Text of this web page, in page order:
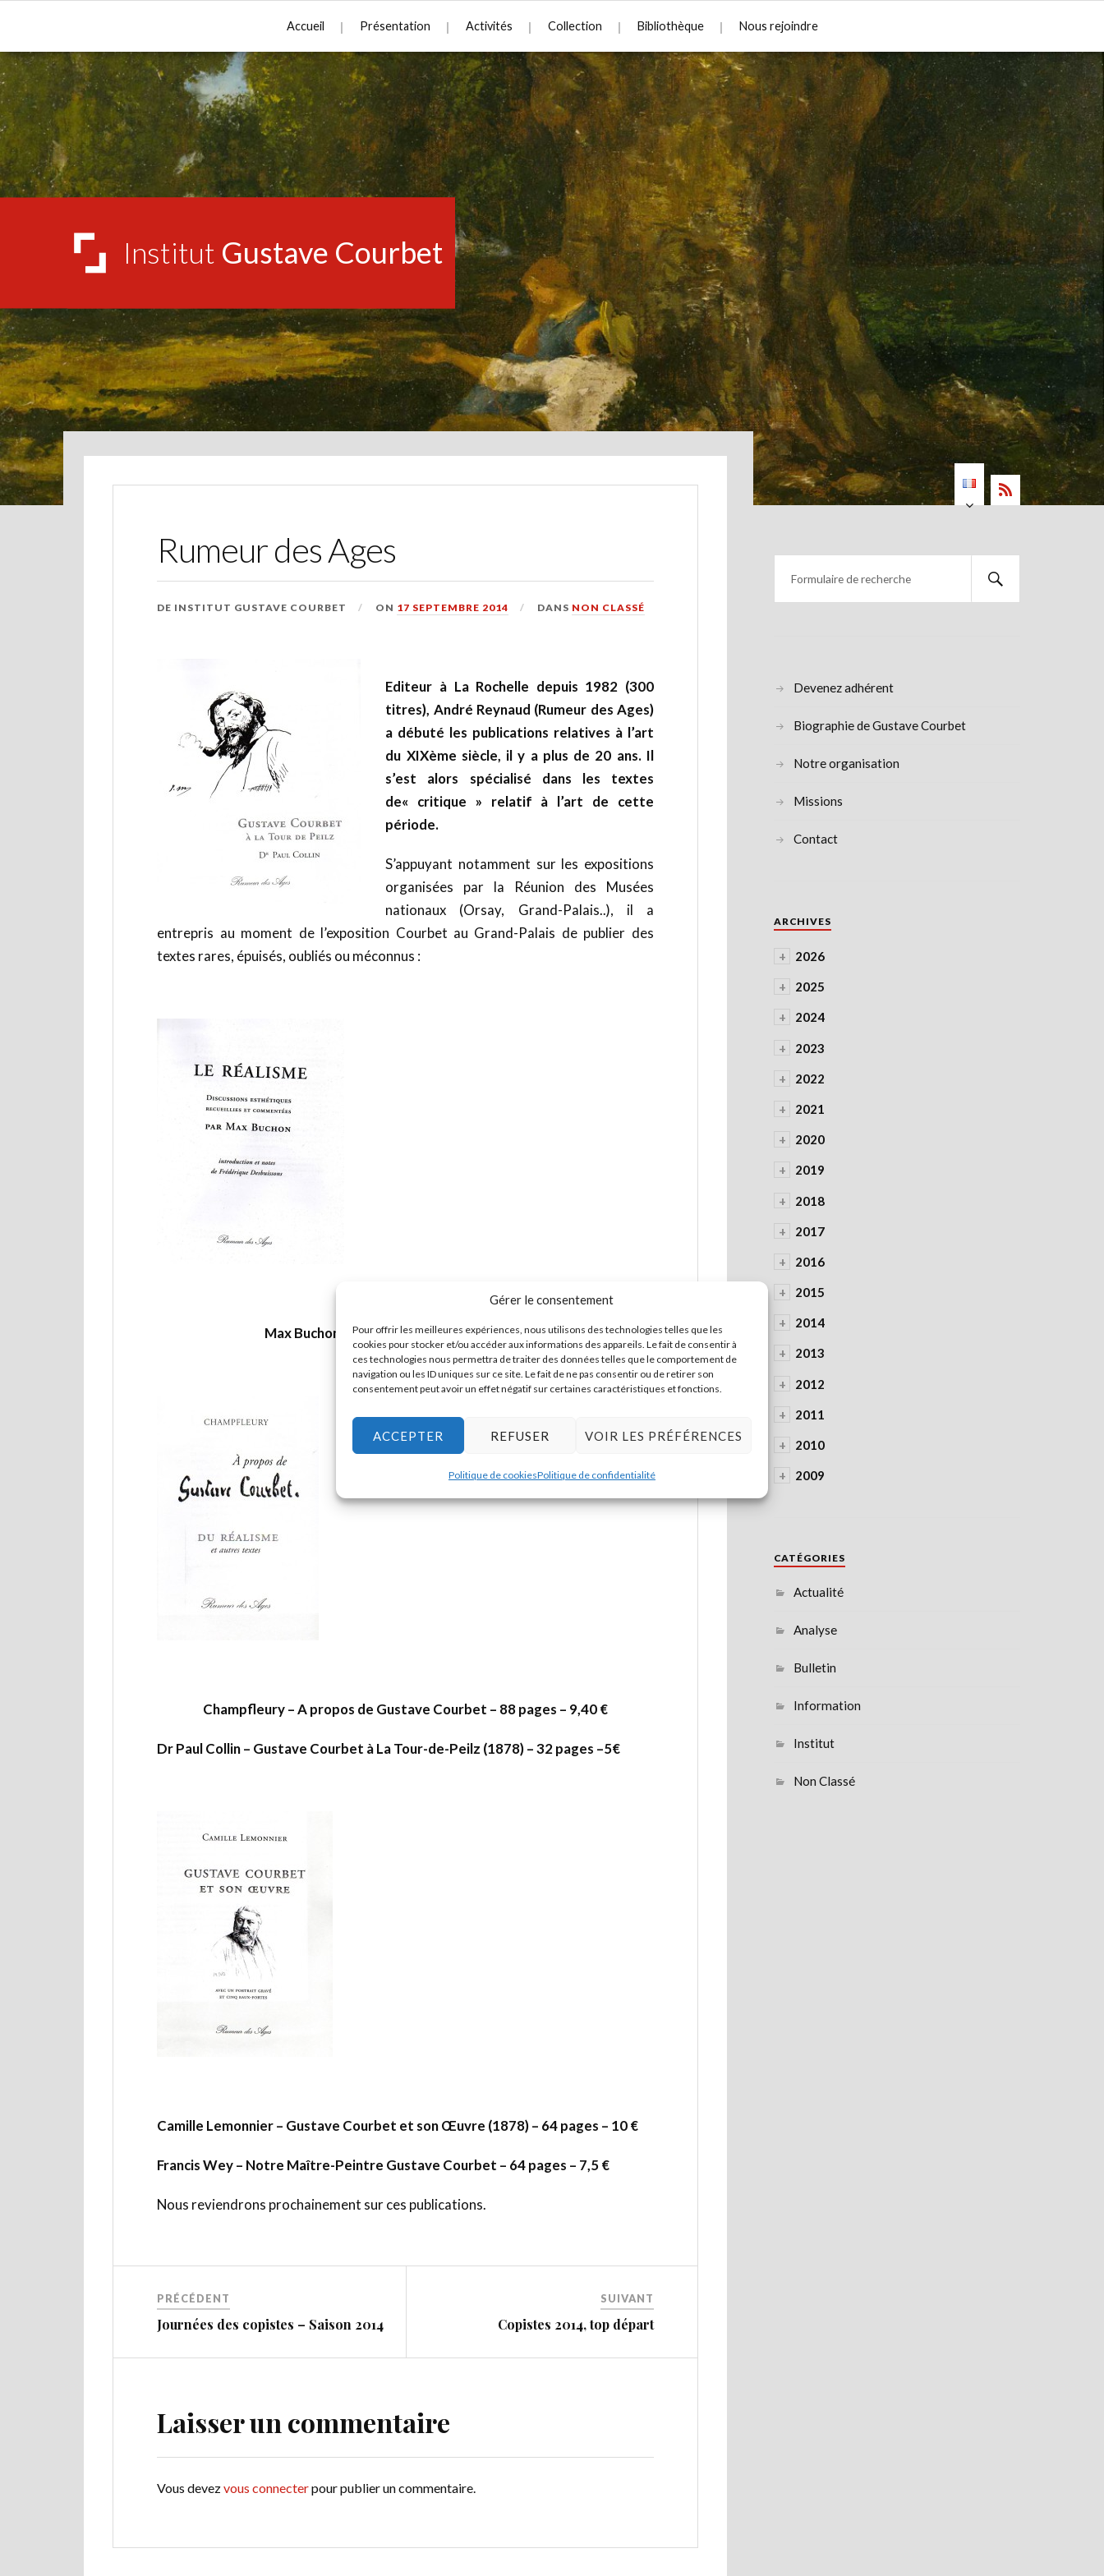
Gérer le consentement
Pour offrir les meilleures expériences, nous utilisons des technologies telles que les
cookies pour stocker et/ou accéder aux informations des appareils. Le fait de consentir à
ces technologies nous permettra de traiter des données telles que le comportement de
navigation ou les ID uniques sur ce site. Le fait de ne pas consentir ou de retirer son
consentement peut avoir un effet négatif sur certaines caractéristiques et fonctions.
ACCEPTER REFUSER VOIR LES PRÉFÉRENCES
Politique de cookiesPolitique de confidentialité
Institut Gustave Courbet
Accueil Présentation Activités Collection Bibliothèque Nous rejoindre
Rumeur des Ages
DE INSTITUT GUSTAVE COURBET ON 17 SEPTEMBRE 2014 DANS NON CLASSÉ
Editeur à La Rochelle depuis 1982 (300
titres), André Reynaud (Rumeur des Ages)
a débuté les publications relatives à l’art
du XIXème siècle, il y a plus de 20 ans. Il
s’est alors spécialisé dans les textes
de« critique » relatif à l’art de cette
période.
S’appuyant notamment sur les expositions
organisées par la Réunion des Musées
nationaux (Orsay, Grand-Palais..), il a
entrepris au moment de l’exposition Courbet au Grand-Palais de publier des
textes rares, épuisés, oubliés ou méconnus :
Max Buchon – Le Réalisme – 120 pages – 19 €
Champfleury – A propos de Gustave Courbet – 88 pages – 9,40 €
Dr Paul Collin – Gustave Courbet à La Tour-de-Peilz (1878) – 32 pages –5€
Camille Lemonnier – Gustave Courbet et son Œuvre (1878) – 64 pages – 10 €
Francis Wey – Notre Maître-Peintre Gustave Courbet – 64 pages – 7,5 €
Nous reviendrons prochainement sur ces publications.
PRÉCÉDENT
Journées des copistes – Saison 2014
SUIVANT
Copistes 2014, top départ
Laisser un commentaire
Vous devezvous connecterpour publier un commentaire.
Devenez adhérent
Biographie de Gustave Courbet
Notre organisation
Missions
Contact
ARCHIVES
+ 2026
+ 2025
+ 2024
+ 2023
+ 2022
+ 2021
+ 2020
+ 2019
+ 2018
+ 2017
+ 2016
+ 2015
+ 2014
+ 2013
+ 2012
+ 2011
+ 2010
+ 2009
CATÉGORIES
Actualité
Analyse
Bulletin
Information
Institut
Non Classé